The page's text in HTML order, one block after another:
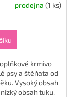
prodejna(1 ks)
krmivo
psy a štěňata od
Vysoký obsah
obsah tuku.